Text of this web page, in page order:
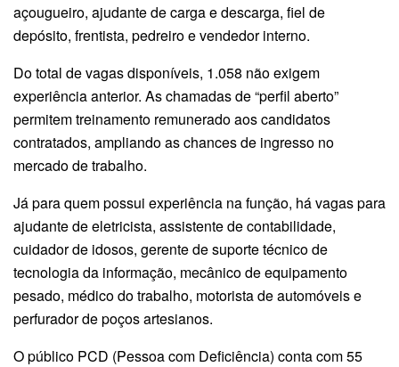
açougueiro, ajudante de carga e descarga, fiel de
depósito, frentista, pedreiro e vendedor interno.
Do total de vagas disponíveis, 1.058 não exigem
experiência anterior. As chamadas de “perfil aberto”
permitem treinamento remunerado aos candidatos
contratados, ampliando as chances de ingresso no
mercado de trabalho.
Já para quem possui experiência na função, há vagas para
ajudante de eletricista, assistente de contabilidade,
cuidador de idosos, gerente de suporte técnico de
tecnologia da informação, mecânico de equipamento
pesado, médico do trabalho, motorista de automóveis e
perfurador de poços artesianos.
O público PCD (Pessoa com Deficiência) conta com 55